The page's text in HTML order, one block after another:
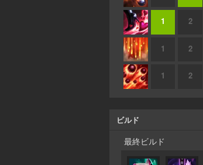
1 2
1 2
1 2
ビルド
最終ビルド